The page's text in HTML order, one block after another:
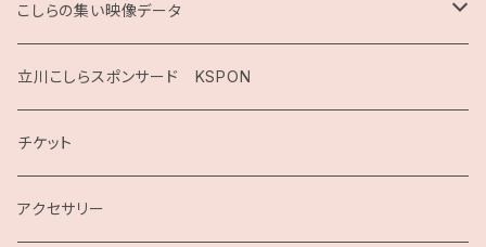
こしらの集い映像データ
2020
2019
こしらガンベッタ
立川こしらスポンサード KSPON
チケット
アクセサリー